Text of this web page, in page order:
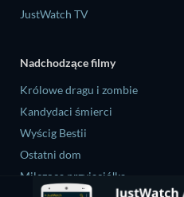
JustWatch TV
Nadchodzące filmy
Królowe dragu i zombie
Kandydaci śmierci
Wyścig Bestii
Ostatni dom
Milcząca przyjaciółka